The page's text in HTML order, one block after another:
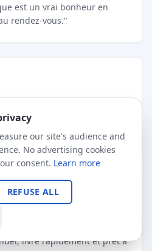
il y a maintenant 3 mois, je
de très bon conseils avant
ce que l'on veux matériel
super "
our site's audience and
No advertising cookies
consent. Learn more
REFUSE ALL